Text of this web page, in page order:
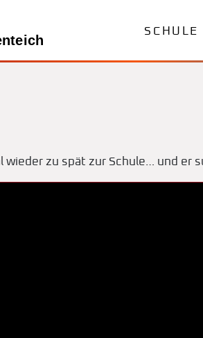
SCHULE
wieder zu spät zur Schule… und er